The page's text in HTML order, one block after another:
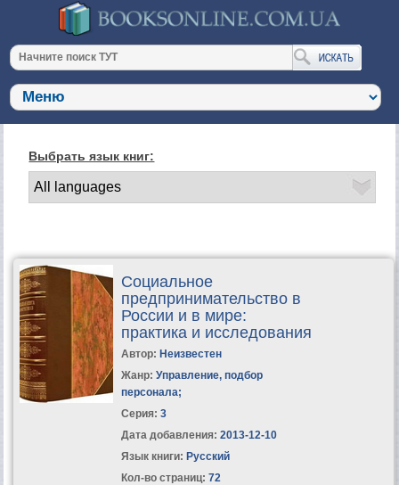
Выбрать язык книг:
Социальное
предпринимательство в
России и в мире:
практика и исследования
Автор: Неизвестен
Жанр: Управление, подбор
персонала;
Серия: 3
Дата добавления: 2013-12-10
Язык книги: Русский
Кол-во страниц: 72